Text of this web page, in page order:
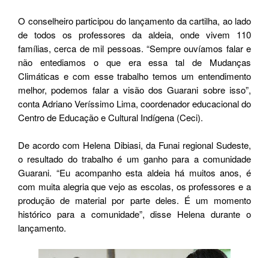
O conselheiro participou do lançamento da cartilha, ao lado
de todos os professores da aldeia, onde vivem 110
famílias, cerca de mil pessoas. “Sempre ouvíamos falar e
não entediamos o que era essa tal de Mudanças
Climáticas e com esse trabalho temos um entendimento
melhor, podemos falar a visão dos Guarani sobre isso”,
conta Adriano Veríssimo Lima, coordenador educacional do
Centro de Educação e Cultural Indígena (Ceci).
De acordo com Helena Dibiasi, da Funai regional Sudeste,
o resultado do trabalho é um ganho para a comunidade
Guarani. “Eu acompanho esta aldeia há muitos anos, é
com muita alegria que vejo as escolas, os professores e a
produção de material por parte deles. É um momento
histórico para a comunidade”, disse Helena durante o
lançamento.